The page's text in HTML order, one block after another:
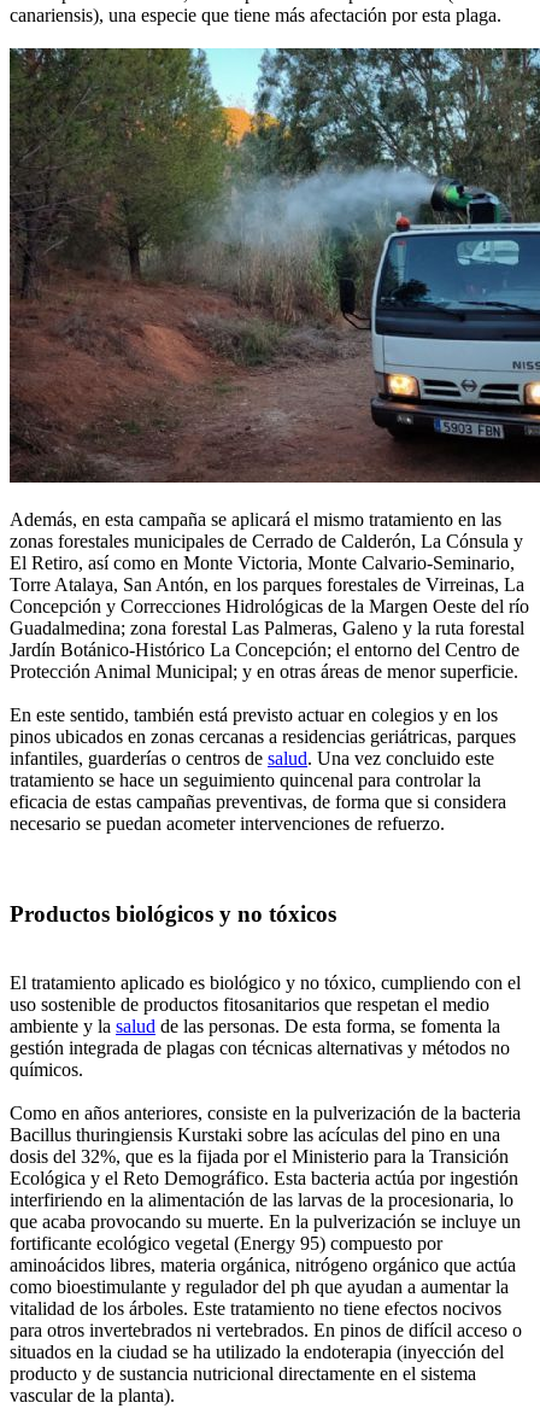
canariensis), una especie que tiene más afectación por esta plaga.
Además, en esta campaña se aplicará el mismo tratamiento en las
zonas forestales municipales de Cerrado de Calderón, La Cónsula y
El Retiro, así como en Monte Victoria, Monte Calvario-Seminario,
Torre Atalaya, San Antón, en los parques forestales de Virreinas, La
Concepción y Correcciones Hidrológicas de la Margen Oeste del río
Guadalmedina; zona forestal Las Palmeras, Galeno y la ruta forestal
Jardín Botánico-Histórico La Concepción; el entorno del Centro de
Protección Animal Municipal; y en otras áreas de menor superficie.
En este sentido, también está previsto actuar en colegios y en los
pinos ubicados en zonas cercanas a residencias geriátricas, parques
infantiles, guarderías o centros de salud. Una vez concluido este
tratamiento se hace un seguimiento quincenal para controlar la
eficacia de estas campañas preventivas, de forma que si considera
necesario se puedan acometer intervenciones de refuerzo.
Productos biológicos y no tóxicos
El tratamiento aplicado es biológico y no tóxico, cumpliendo con el
uso sostenible de productos fitosanitarios que respetan el medio
ambiente y la salud de las personas. De esta forma, se fomenta la
gestión integrada de plagas con técnicas alternativas y métodos no
químicos.
Como en años anteriores, consiste en la pulverización de la bacteria
Bacillus thuringiensis Kurstaki sobre las acículas del pino en una
dosis del 32%, que es la fijada por el Ministerio para la Transición
Ecológica y el Reto Demográfico. Esta bacteria actúa por ingestión
interfiriendo en la alimentación de las larvas de la procesionaria, lo
que acaba provocando su muerte. En la pulverización se incluye un
fortificante ecológico vegetal (Energy 95) compuesto por
aminoácidos libres, materia orgánica, nitrógeno orgánico que actúa
como bioestimulante y regulador del ph que ayudan a aumentar la
vitalidad de los árboles. Este tratamiento no tiene efectos nocivos
para otros invertebrados ni vertebrados. En pinos de difícil acceso o
situados en la ciudad se ha utilizado la endoterapia (inyección del
producto y de sustancia nutricional directamente en el sistema
vascular de la planta).